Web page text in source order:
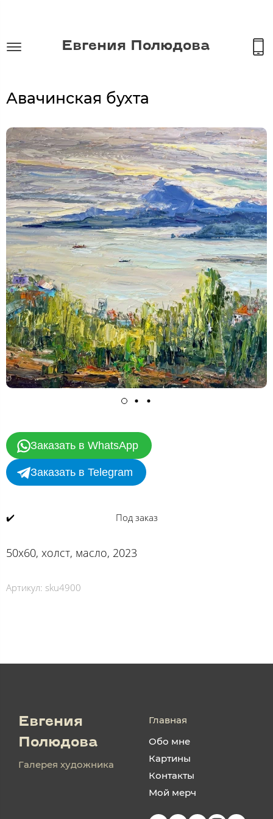
Евгения Полюдова
Авачинская бухта
Заказать в WhatsApp
Заказать в Telegram
✔️ Под заказ
50х60, холст, масло, 2023
Артикул: sku4900
Евгения
Полюдова
Галерея художника
Главная
Обо мне
Картины
Контакты
Мой мерч